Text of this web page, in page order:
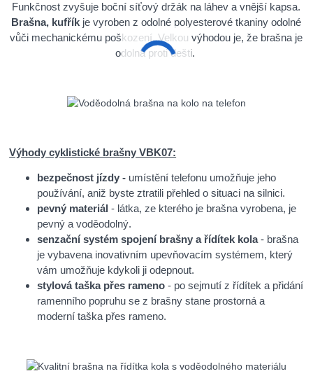
Funkčnost zvyšuje boční síťový držák na láhev a vnější kapsa.
Brašna, kufřík je vyroben z odolné polyesterové tkaniny odolné
vůči mechanickému poškození. Velkou výhodou je, že brašna je
odolná proti dešti.
Výhody cyklistické brašny VBK07:
bezpečnost jízdy - umístění telefonu umožňuje jeho
používání, aniž byste ztratili přehled o situaci na silnici.
pevný materiál - látka, ze kterého je brašna vyrobena, je
pevný a voděodolný.
senzační systém spojení brašny a řídítek kola- brašna
je vybavena inovativním upevňovacím systémem, který
vám umožňuje kdykoli ji odepnout.
stylová taška přes rameno - po sejmutí z řídítek a přidání
ramenního popruhu se z brašny stane prostorná a
moderní taška přes rameno.